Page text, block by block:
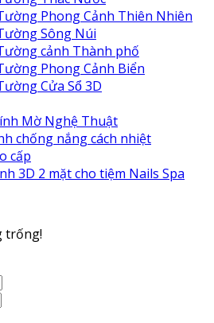
Phong Cảnh Thiên Nhiên
Sông Núi
cảnh Thành phố
Phong Cảnh Biển
Cửa Sổ 3D
Mờ Nghệ Thuật
chống nắng cách nhiệt
cấp
3D 2 mặt cho tiệm Nails Spa
trống!